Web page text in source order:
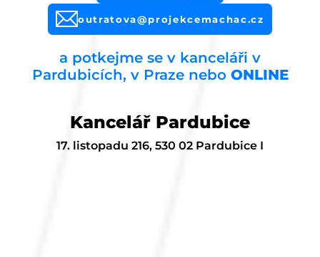
outratova@projekcemachac.cz
a potkejme se v kanceláři v
Pardubicích, v Praze nebo ONLINE
Kancelář Pardubice
17. listopadu 216, 530 02 Pardubice I